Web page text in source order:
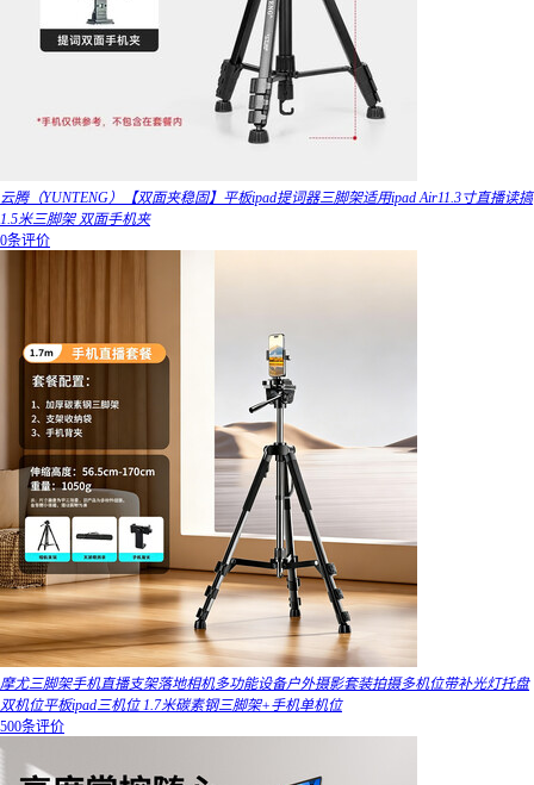
云腾（YUNTENG）【双面夹稳固】平板ipad提词器三脚架适用ipad Air11.3寸直播读搞
1.5米三脚架 双面手机夹
0条评价
摩尤三脚架手机直播支架落地相机多功能设备户外摄影套装拍摄多机位带补光灯托盘
双机位平板ipad三机位 1.7米碳素钢三脚架+手机单机位
500条评价